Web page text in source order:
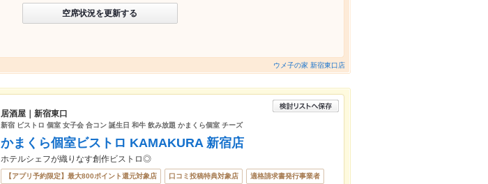
空席状況を更新する
ウメ子の家 新宿東口店
居酒屋｜新宿東口
新宿 ビストロ 個室 女子会 合コン 誕生日 和牛 飲み放題 かまくら個室 チーズ
かまくら個室ビストロ KAMAKURA 新宿店
ホテルシェフが織りなす創作ビストロ◎
【アプリ予約限定】最大800ポイント還元対象店 口コミ投稿特典対象店 適格請求書発行事業者